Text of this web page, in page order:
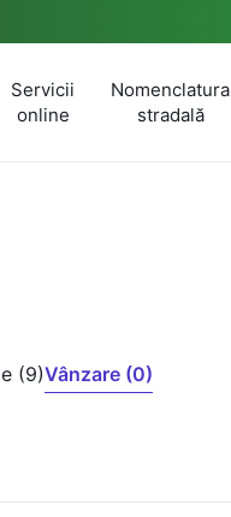
Servicii
online
Nomenclatura
stradală
(9)Vânzare (0)